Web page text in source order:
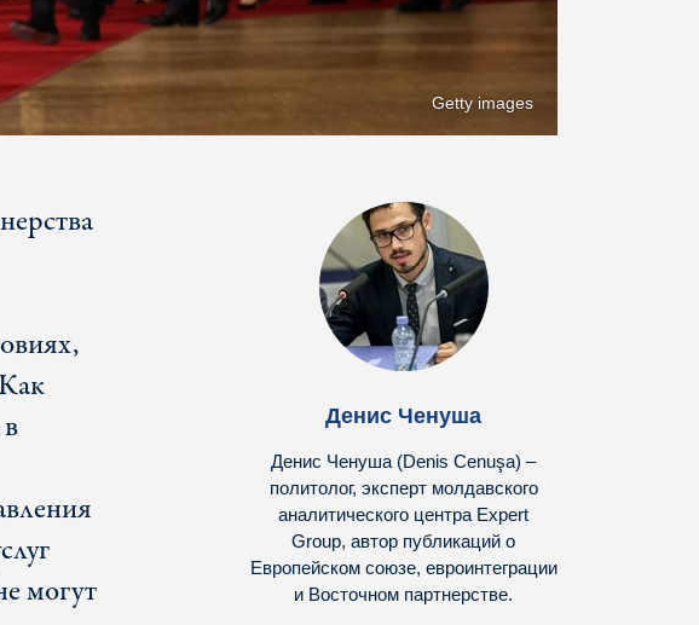
Getty images
могут
Денис Ченуша
Денис Ченуша (Denis Cenuşa) –
политолог, эксперт молдавского
аналитического центра Expert
Group, автор публикаций о
Европейском союзе, евроинтеграции
и Восточном партнерстве.